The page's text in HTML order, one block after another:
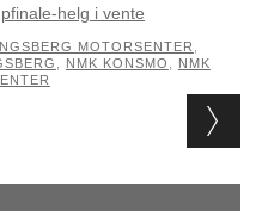
helg i vente
MOTORSENTER
NMK KONSMO
NMK